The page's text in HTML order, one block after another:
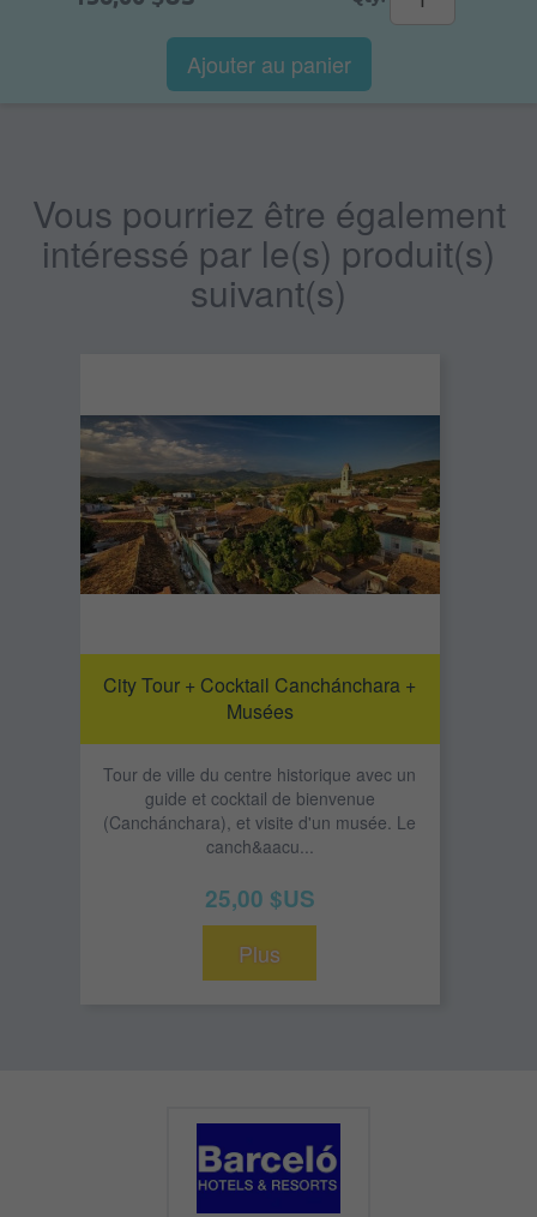
Ajouter au panier
Vous pourriez être également
intéressé par le(s) produit(s)
suivant(s)
City Tour + Cocktail Canchánchara +
Musées
Tour de ville du centre historique avec un
guide et cocktail de bienvenue
(Canchánchara), et visite d'un musée. Le
canch&aacu...
25,00 $US
Plus